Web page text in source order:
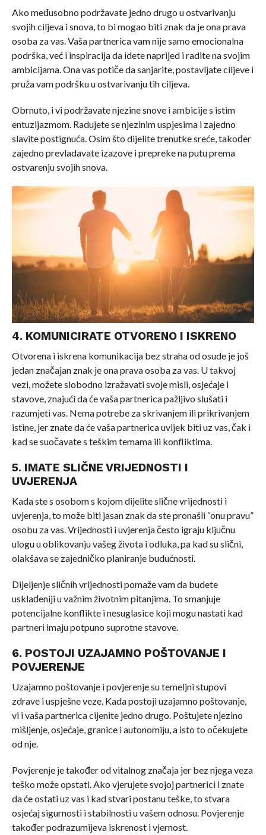
Ako međusobno podržavate jedno drugo u ostvarivanju
svojih ciljeva i snova, to bi mogao biti znak da je ona prava
osoba za vas. Vaša partnerica vam nije samo emocionalna
podrška, već i inspiracija da idete naprijed i radite na svojim
ambicijama. Ona vas potiče da sanjarite, postavljate ciljeve i
pruža vam podršku u ostvarivanju tih ciljeva.
Obrnuto, i vi podržavate njezine snove i ambicije s istim
entuzijazmom. Radujete se njezinim uspjesima i zajedno
slavite postignuća. Osim što dijelite trenutke sreće, također
zajedno prevladavate izazove i prepreke na putu prema
ostvarenju svojih snova.
4. KOMUNICIRATE OTVORENO I ISKRENO
Otvorena i iskrena komunikacija bez straha od osude je još
jedan značajan znak je ona prava osoba za vas. U takvoj
vezi, možete slobodno izražavati svoje misli, osjećaje i
stavove, znajući da će vaša partnerica pažljivo slušati i
razumjeti vas. Nema potrebe za skrivanjem ili prikrivanjem
istine, jer znate da će vaša partnerica uvijek biti uz vas, čak i
kad se suočavate s teškim temama ili konfliktima.
5. IMATE SLIČNE VRIJEDNOSTI I
UVJERENJA
Kada ste s osobom s kojom dijelite slične vrijednosti i
uvjerenja, to može biti jasan znak da ste pronašli “onu pravu”
osobu za vas. Vrijednosti i uvjerenja često igraju ključnu
ulogu u oblikovanju vašeg života i odluka, pa kad su slični,
olakšava se zajedničko planiranje budućnosti.
Dijeljenje sličnih vrijednosti pomaže vam da budete
usklađeniji u važnim životnim pitanjima. To smanjuje
potencijalne konflikte i nesuglasice koji mogu nastati kad
partneri imaju potpuno suprotne stavove.
6. POSTOJI UZAJAMNO POŠTOVANJE I
POVJERENJE
Uzajamno poštovanje i povjerenje su temeljni stupovi
zdrave i uspješne veze. Kada postoji uzajamno poštovanje,
vi i vaša partnerica cijenite jedno drugo. Poštujete njezino
mišljenje, osjećaje, granice i autonomiju, a isto to očekujete
od nje.
Povjerenje je također od vitalnog značaja jer bez njega veza
teško može opstati. Ako vjerujete svojoj partnerici i znate
da će ostati uz vas i kad stvari postanu teške, to stvara
osjećaj sigurnosti i stabilnosti u vašem odnosu. Povjerenje
također podrazumijeva iskrenost i vjernost.